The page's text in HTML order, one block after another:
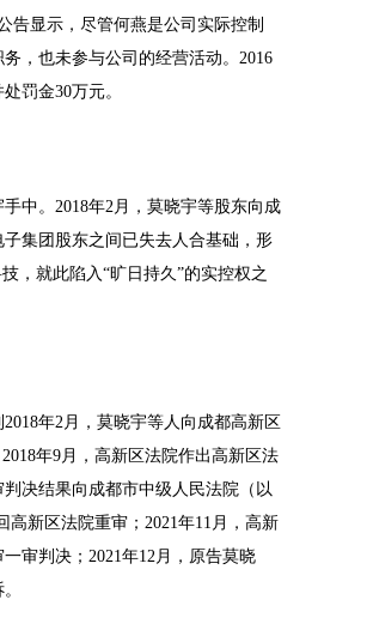
告显示，尽管何燕是公司实际控制
，也未参与公司的经营活动。2016
罚金30万元。
中。 2018年2月，莫晓宇等股东向成
集团股东之间已失去人合基础，形
，就此陷入“旷日持久”的实控权之
2018年2月，莫晓宇等人向成都高新区
年9月，高新区法院作出高新区法
决结果向成都市中级人民法院（以
高新区法院重审；2021年11月，高新
审判决；2021年12月，原告莫晓